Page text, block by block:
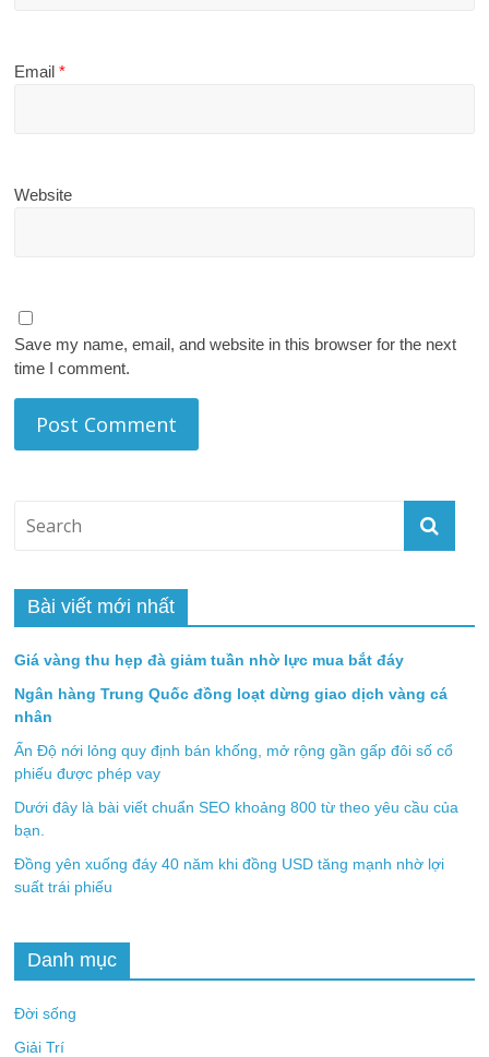
Email*
Website
Save my name, email, and website in this browser for the next
time I comment.
Bài viết mới nhất
Giá vàng thu hẹp đà giảm tuần nhờ lực mua bắt đáy
Ngân hàng Trung Quốc đồng loạt dừng giao dịch vàng cá
nhân
Ấn Độ nới lỏng quy định bán khống, mở rộng gần gấp đôi số cổ
phiếu được phép vay
Dưới đây là bài viết chuẩn SEO khoảng 800 từ theo yêu cầu của
bạn.
Đồng yên xuống đáy 40 năm khi đồng USD tăng mạnh nhờ lợi
suất trái phiếu
Danh mục
Đời sống
Giải Trí